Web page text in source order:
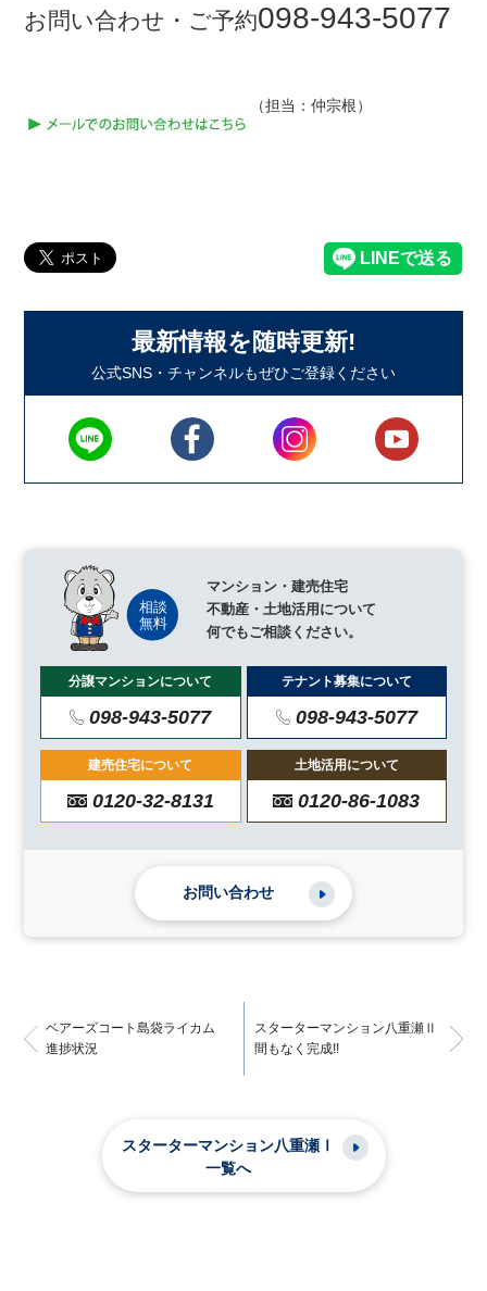
お問い合わせ・ご予約098-943-5077
（担当：仲宗根）
最新情報を随時更新!
公式SNS・チャンネルもぜひご登録ください
マンション・建売住宅
不動産・土地活用について
何でもご相談ください。
分譲マンションについて
098-943-5077
テナント募集について
098-943-5077
建売住宅について
0120-32-8131
土地活用について
0120-86-1083
お問い合わせ
ベアーズコート島袋ライカム
進捗状況
スターターマンション八重瀬Ⅱ
間もなく完成!!
スターターマンション八重瀬Ⅰ
一覧へ